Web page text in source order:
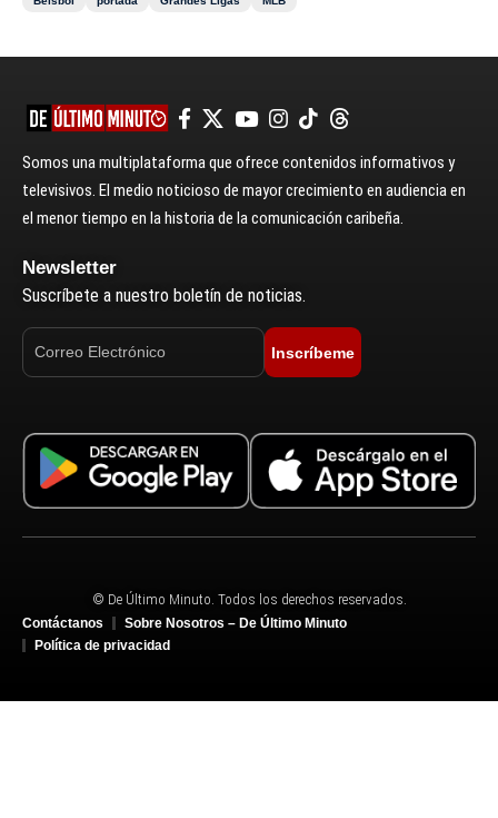
Somos una multiplataforma que ofrece contenidos informativos y
televisivos. El medio noticioso de mayor crecimiento en audiencia en
el menor tiempo en la historia de la comunicación caribeña.
Newsletter
Suscríbete a nuestro boletín de noticias.
Inscríbeme
© De Último Minuto. Todos los derechos reservados.
Contáctanos
Sobre Nosotros – De Último Minuto
Política de privacidad